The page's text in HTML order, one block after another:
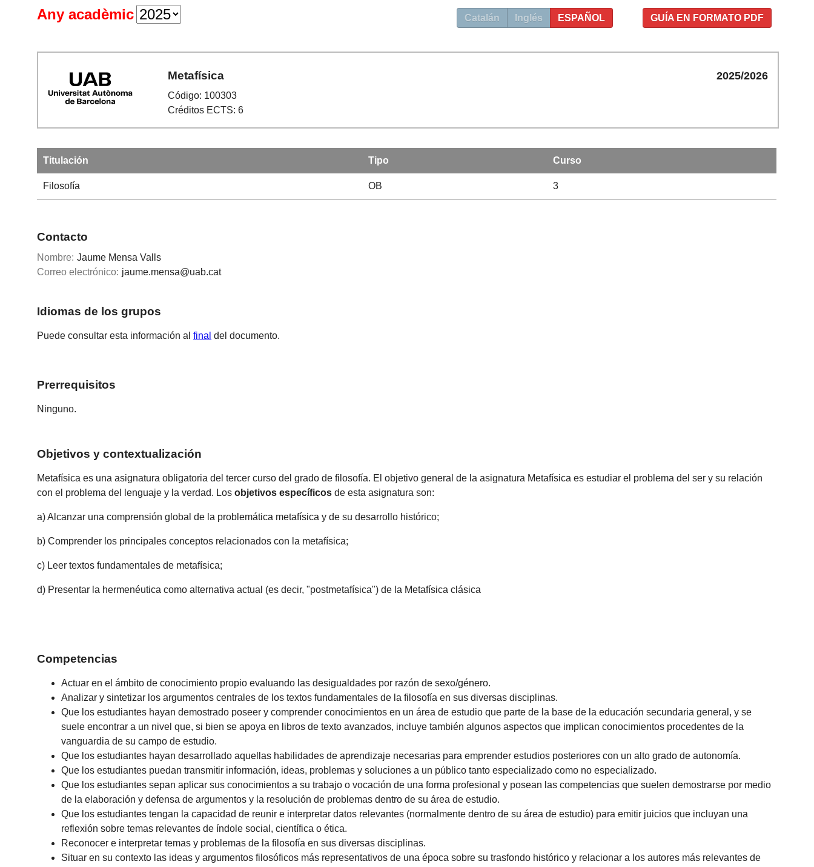
GUÍA EN FORMATO PDF
Catalán Inglés ESPAÑOL
Any acadèmic
Metafísica
Código: 100303
Créditos ECTS: 6
2025/2026
Titulación Tipo Curso
Filosofía OB 3
Contacto
Nombre: Jaume Mensa Valls
Correo electrónico: jaume.mensa@uab.cat
Idiomas de los grupos
Puede consultar esta información alfinal del documento.
Prerrequisitos
Ninguno.
Objetivos y contextualización
Metafísica es una asignatura obligatoria del tercer curso del grado de filosofía. El objetivo general de la asignatura Metafísica es estudiar el problema del ser y su relación
con el problema del lenguaje y la verdad. Losobjetivos específicos de esta asignatura son:
a) Alcanzar una comprensión global de la problemática metafísica y de su desarrollo histórico;
b) Comprender los principales conceptos relacionados con la metafísica;
c) Leer textos fundamentales de metafísica;
d) Presentar la hermenéutica como alternativa actual (es decir, "postmetafísica") de la Metafísica clásica
Competencias
Actuar en el ámbito de conocimiento propio evaluando las desigualdades por razón de sexo/género.
Analizar y sintetizar los argumentos centrales de los textos fundamentales de la filosofía en sus diversas disciplinas.
Que los estudiantes hayan demostrado poseer y comprender conocimientos en un área de estudio que parte de la base de la educación secundaria general, y se
suele encontrar a un nivel que, si bien se apoya en libros de texto avanzados, incluye también algunos aspectos que implican conocimientos procedentes de la
vanguardia de su campo de estudio.
Que los estudiantes hayan desarrollado aquellas habilidades de aprendizaje necesarias para emprender estudios posteriores con un alto grado de autonomía.
Que los estudiantes puedan transmitir información, ideas, problemas y soluciones a un público tanto especializado como no especializado.
Que los estudiantes sepan aplicar sus conocimientos a su trabajo o vocación de una forma profesional y posean las competencias que suelen demostrarse por medio
de la elaboración y defensa de argumentos y la resolución de problemas dentro de su área de estudio.
Que los estudiantes tengan la capacidad de reunir e interpretar datos relevantes (normalmente dentro de su área de estudio) para emitir juicios que incluyan una
reflexión sobre temas relevantes de índole social, científica o ética.
Reconocer e interpretar temas y problemas de la filosofía en sus diversas disciplinas.
Situar en su contexto las ideas y argumentos filosóficos más representativos de una época sobre su trasfondo histórico y relacionar a los autores más relevantes de